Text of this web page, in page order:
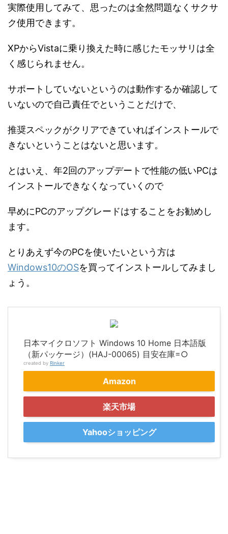
実際使用してみて、思ったのは全然問題なくサクサ
ク使用できます。
XPからVistaに乗り換えた時に感じたモッサリは全
く感じられません。
サポートしていないというのは動作するか確認して
いないので自己責任でということだけで、
推奨スペックがクリアできていればインストールで
きないということはないと思います。
とはいえ、年2回のアップデートで性能の低いPCは
インストールできなくなっていくので
早めにPCのアップグレードはすることをお勧めし
ます。
とりあえず今のPCを使いたいという方は
Windows10のOSを買ってインストールしてみまし
ょう。
日本マイクロソフト Windows 10 Home 日本語版
（新パッケージ）(HAJ-00065) 目安在庫=○
created by Rinker
Amazon
楽天市場
Yahooショッピング